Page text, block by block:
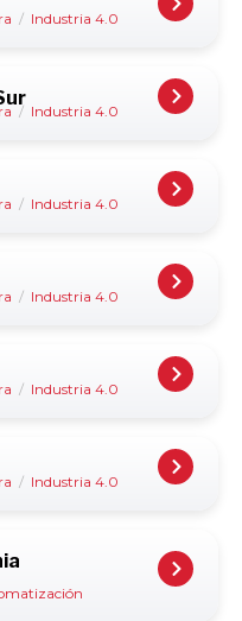
/ Industria 4.0
/ Industria 4.0
/ Industria 4.0
/ Industria 4.0
/ Industria 4.0
/ Industria 4.0